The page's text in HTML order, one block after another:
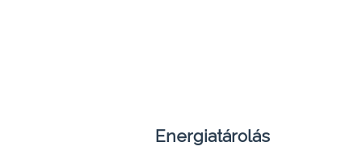
Energiatárolás